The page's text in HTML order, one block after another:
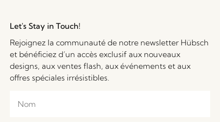
Let's Stay in Touch!
Rejoignez la communauté de notre newsletter Hübsch
et bénéficiez d’un accès exclusif aux nouveaux
designs, aux ventes flash, aux événements et aux
offres spéciales irrésistibles.